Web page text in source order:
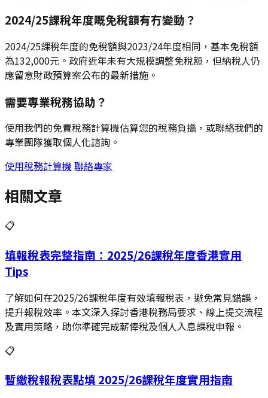
2024/25課稅年度嘅免稅額有冇變動？
2024/25課稅年度的免稅額與2023/24年度相同，基本免稅額
為132,000元。政府近年未有大規模調整免稅額，但納稅人仍
應留意財政預算案公布的最新措施。
需要專業稅務協助？
使用我們的免費稅務計算機估算您的稅務負擔，或聯絡我們的
專業團隊獲取個人化諮詢。
使用稅務計算機 聯絡專家
相關文章
📋
填報稅表完整指南：2025/26課稅年度香港實用
Tips
了解如何在2025/26課稅年度有效填報稅表，避免常見錯誤，
提升報稅效率。本文深入探討香港稅務局要求、線上提交流程
及實用策略，助你準確完成薪俸稅及個人入息課稅申報。
📋
暫繳稅報稅表點填 2025/26課稅年度實用指南